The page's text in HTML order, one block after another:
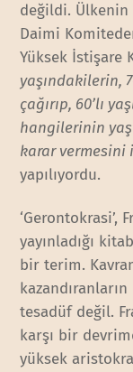
değildi.
Daimi
Yüksek İstişare
yaşındakilerin,
çağırıp, 60’lı
hangilerinin
karar vermesini
yapılıyordu.
‘Gerontokrasi’,
yayınladığı
bir terim.
tesadüf değil.
karşı bir
yüksek